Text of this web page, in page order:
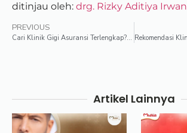
ditinjau oleh: drg. Rizky Aditiya
PREVIOUS
Cari Klinik Gigi Asuransi Terlengkap? Pilih Medikids & MHDC Clinic
Artikel Lainnya